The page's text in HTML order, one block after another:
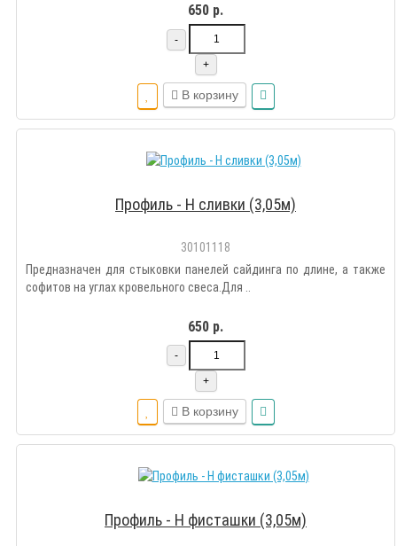
650 р.
-
+
В корзину
Профиль - Н сливки (3,05м)
30101118
Предназначен для стыковки панелей сайдинга по длине, а также
софитов на углах кровельного свеса.Для ..
650 р.
-
+
В корзину
Профиль - Н фисташки (3,05м)